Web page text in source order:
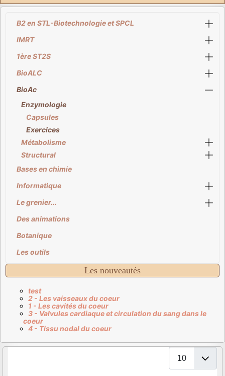
B2 en STL-Biotechnologie et SPCL
IMRT
1ère ST2S
BioALC
BioAc
Enzymologie
Capsules
Exercices
Métabolisme
Structural
Bases en chimie
Informatique
Le grenier...
Des animations
Botanique
Les outils
Les nouveautés
test
2 - Les vaisseaux du coeur
1 - Les cavités du coeur
3 - Valvules cardiaque et circulation du sang dans le
coeur
4 - Tissu nodal du coeur
Affichage #